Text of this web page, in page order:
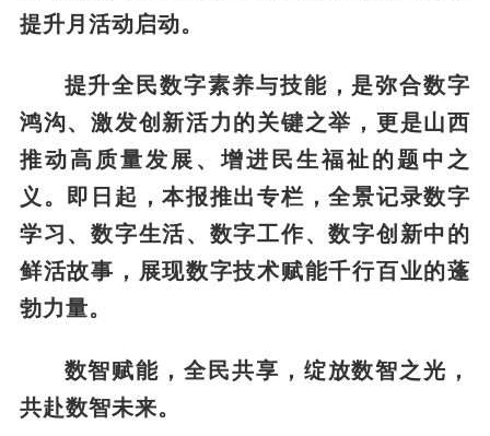
提升月活动启动。
提升全民数字素养与技能，是弥合数字
鸿沟、激发创新活力的关键之举，更是山西
推动高质量发展、增进民生福祉的题中之
义。即日起，本报推出专栏，全景记录数字
学习、数字生活、数字工作、数字创新中的
鲜活故事，展现数字技术赋能千行百业的蓬
勃力量。
数智赋能，全民共享，绽放数智之光，
共赴数智未来。